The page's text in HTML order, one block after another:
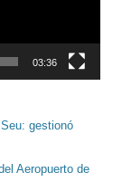
03:36
gestionó
Aeropuerto de